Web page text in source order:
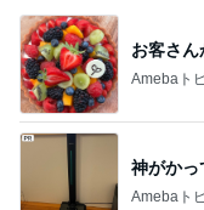
お客さ
Amebaト
神がかっ
Amebaト